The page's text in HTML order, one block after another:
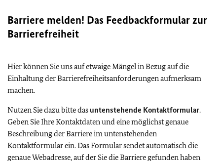
Barriere melden! Das Feedbackformular zur
Barrierefreiheit
Hier können Sie uns auf etwaige Mängel in Bezug auf die
Einhaltung der Barrierefreiheitsanforderungen aufmerksam
machen.
Nutzen Sie dazu bitte das untenstehende Kontaktformular.
Geben Sie Ihre Kontaktdaten und eine möglichst genaue
Beschreibung der Barriere im untenstehenden
Kontaktformular ein. Das Formular sendet automatisch die
genaue Webadresse, auf der Sie die Barriere gefunden haben